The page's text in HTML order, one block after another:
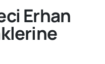
Erhan
Fikstür